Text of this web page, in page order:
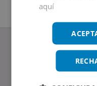
aquí